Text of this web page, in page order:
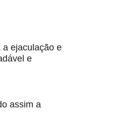
a ejaculação e
e
assim a